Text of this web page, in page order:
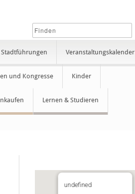
Stadtführungen Veranstaltungskalender
und Kongresse Kinder
Lernen & Studieren
undefined